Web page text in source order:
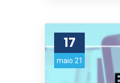
17
maio 21